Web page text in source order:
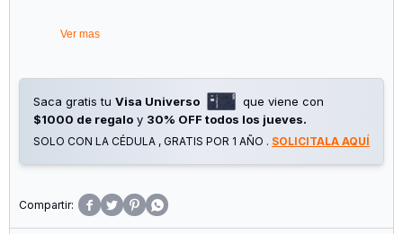
Ver mas
Saca gratis tu Visa Universo
que viene con
$1000 de regalo y 30% OFF todos los jueves.
SOLO CON LA CÉDULA , GRATIS POR 1 AÑO . SOLICITALA AQUÍ
   